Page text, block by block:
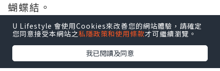
蝴蝶結。
我問日本女生能夠自己獨力穿好和服嗎？
老師說是需要別人幫忙的。
我像個好奇寶寶問以前不是每天洗很多衣
U Lifestyle 會使用Cookies來改善您的網站體驗，請確定
您同意接受本網站之私隱政策和使用條款才可繼續瀏覽。
我已閱讀及同意